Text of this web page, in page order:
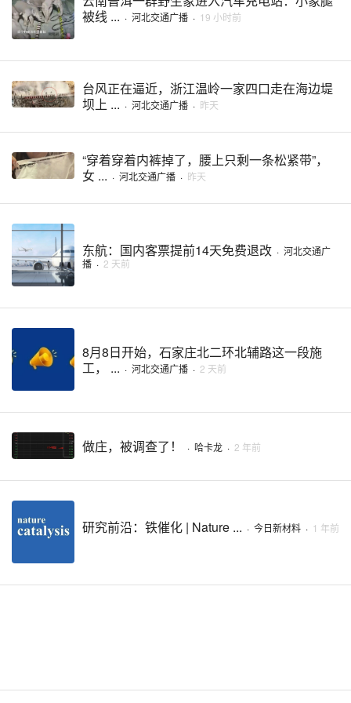
被线 ... · 河北交通广播 · 19 小时前
台风正在逼近，浙江温岭一家四口走在海边堤
坝上 ... · 河北交通广播 · 昨天
“穿着穿着内裤掉了，腰上只剩一条松紧带”，
女 ... · 河北交通广播 · 昨天
东航：国内客票提前14天免费退改 · 河北交通广
播 · 2 天前
8月8日开始，石家庄北二环北辅路这一段施
工， ... · 河北交通广播 · 2 天前
做庄，被调查了！ · 哈卡龙 · 2 年前
研究前沿：铁催化 | Nature ... · 今日新材料 · 1 年前